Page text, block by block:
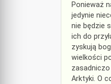
Ponieważ
jedynie
nie będzie
ich do
zyskują
wielkości
Arktyki. O